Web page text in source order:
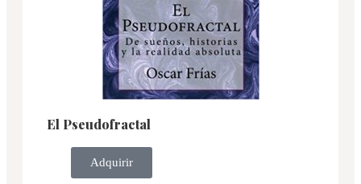
El Pseudofractal
Adquirir